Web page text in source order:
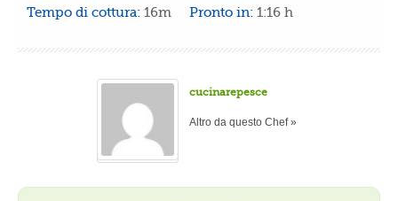
Tempo di cottura: 16m Pronto in: 1:16 h
cucinarepesce
Altro da questo Chef »